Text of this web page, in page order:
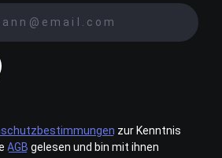
zur Kenntnis
AGB gelesen und bin mit ihnen